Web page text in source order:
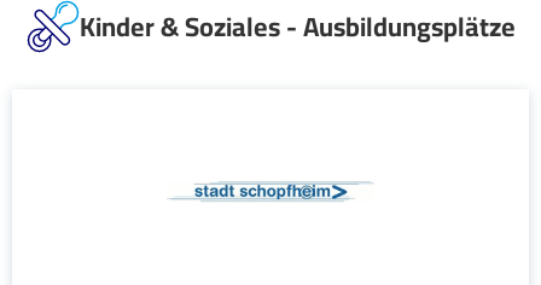
Kinder & Soziales - Ausbildungsplätze